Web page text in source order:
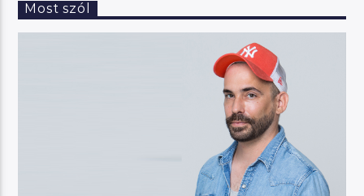
Most szól